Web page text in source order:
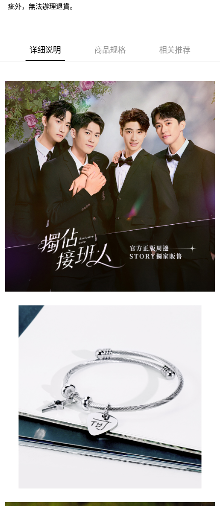
台新国际商业银行
元大商业银行
悠遊付
相关说明
窗。
2. 進行簡訊驗證之後，即可完成結帳手續。
3. 訂單確認後不需事先繳費，商品會配送至您的指定地址。
4. 下訂完成後，您的手機會收到一封繳費通知簡訊，APP會員則會收到
AFTEE APP推播通知。
5. 收到商品當下無需繳費，確認無誤後，請再利用繳費通知簡訊或AFTEE
APP於四大便利商店‧ATM/網銀等方式進行付款。
請留意繳費期限為 14 天。唯有下載 AFTEE App 成為 AFTEE 會員者方能享
有最長 45 天內付款之服務。
繳費期限，為商家向您請款的時間，再加上使用AFTEE可延長的天數所計算
出。使用AFTEE下訂可以延長您收到商品前的繳費天數，但無法保證一定能
夠在期限內收到商品(例如:預購商品或預計到貨時間較長者)。因此無論收到
商品與否，仍需要請您在AFTEE規定的時間內完成繳費。
二、付款限制
1. 初次使用 AFTEE 時，將依認證結果及本公司審查結果，核予每個人不同
之上限額度
2. 結帳金額須大於NT$30
3. 目前僅支援台灣會員
三、聲明條款
「AFTEE先享後付」(下稱本服務)乃由恩沛科技股份有限公司(下稱 AFTEE )
含但不限於訂購人姓名、電話，收件人姓名、電話、收件地址)，將交付予
AFTEE 於本服務必要服務範圍內運用。關於 AFTEE 對於個人資料之蒐集、
處理、利用，詳參 AFTEE 官網之『個人資料蒐集、處理及利用告知聲明』
https://aftee.tw/privacypolicy/
若款項超過繳費期限，將根據當次的金額加收年利率 16% 的逾期滯納金。
未成年的使用者，請事先徵得法定代理人或監護人之同意方可使用
若您對於個人資料之處理、利用有任何疑問，或欲行使相關法律權利，請聯
繫恩沛科技股份有限公司。若您不同意我們將上開所示之個人資料，連同必
要之購買訂單資訊提供予 AFTEE ，或讓 AFTEE 蒐集處理利用您的個人資
料，請勿選用本服務。
货到付款
运送方式
全家取貨付款
每笔NT$60，满NT$1,500(含以上)免运费
付款後全家取貨
每笔NT$60，满NT$1,500(含以上)免运费
每笔NT$60，满NT$1,500(含以上)免运费
付款後7-11取貨
每笔NT$60，满NT$1,500(含以上)免运费
每笔NT$60，满NT$1,500(含以上)免运费
付款後門市自取
免运费
貨到付款
每笔NT$90
疵外，無法辦理退貨。
详细说明 商品规格 相关推荐